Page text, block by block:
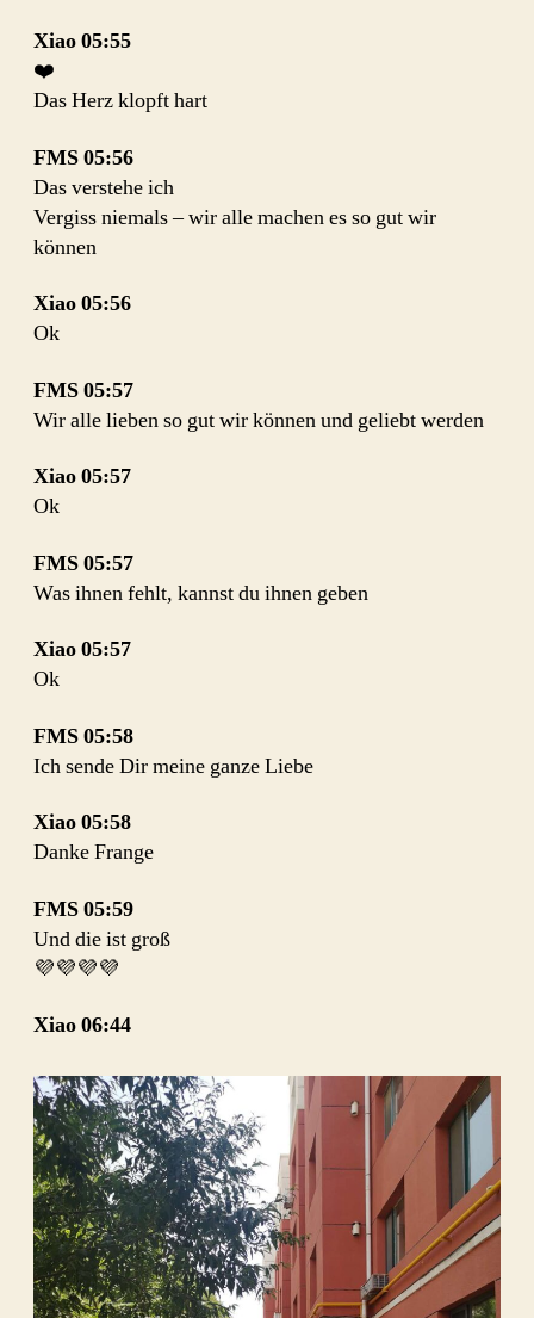
Xiao05:55
❤️
Das Herz klopft hart
FMS05:56
Das verstehe ich
Vergiss niemals – wir alle machen es so gut wir
können
Xiao 05:56
Ok
FMS05:57
Wir alle lieben so gut wir können und geliebt werden
Xiao05:57
Ok
FMS05:57
Was ihnen fehlt, kannst du ihnen geben
Xiao05:57
Ok
FMS05:58
Ich sende Dir meine ganze Liebe
Xiao05:58
Danke Frange
FMS05:59
Und die ist groß
💜💜💜💜
Xiao06:44